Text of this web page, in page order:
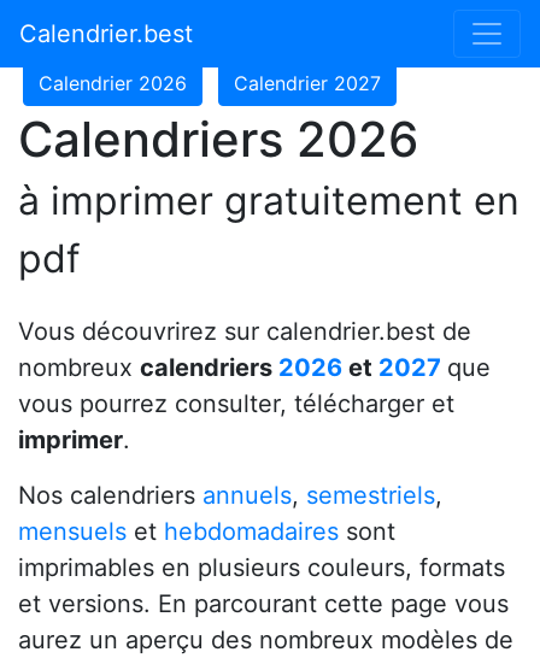
Calendrier.best
Calendrier 2024
Calendrier 2026 Calendrier 2027
Calendriers 2026
à imprimer gratuitement en
pdf
Vous découvrirez sur calendrier.best de
nombreux calendriers 2026 et 2027 que
vous pourrez consulter, télécharger et
imprimer.
Nos calendriers annuels, semestriels,
mensuels et hebdomadaires sont
imprimables en plusieurs couleurs, formats
et versions. En parcourant cette page vous
aurez un aperçu des nombreux modèles de